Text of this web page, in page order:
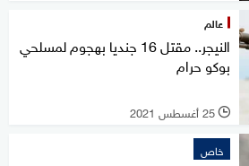
عالم
النيجر.. مقتل 16 جنديا بهجوم لمسلحي
بوكو حرام
l 25 أغسطس 2021
خاص